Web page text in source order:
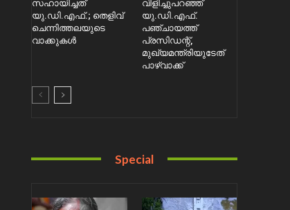
സഹായിച്ചത്
യു.ഡി.എഫ്.; തെളിവ്
ചെന്നിത്തലയുടെ
വാക്കുകൾ
വിളിച്ചുപറഞ്ഞ്
യു.ഡി.എഫ്.
പഞ്ചായത്ത്
പ്രസിഡന്റ്,
മുഖ്യമന്ത്രിയുടേത്
പാഴ്വാക്ക്
Special